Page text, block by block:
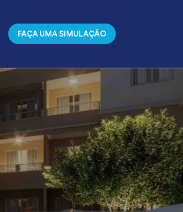
FAÇA UMA SIMULAÇÃO